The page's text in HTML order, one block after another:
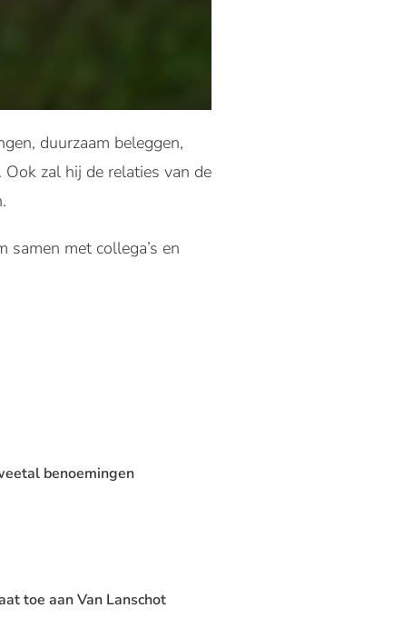
duurzaam beleggen,
zal hij de relaties van de
samen met collega’s en
benoemingen
toe aan Van Lanschot